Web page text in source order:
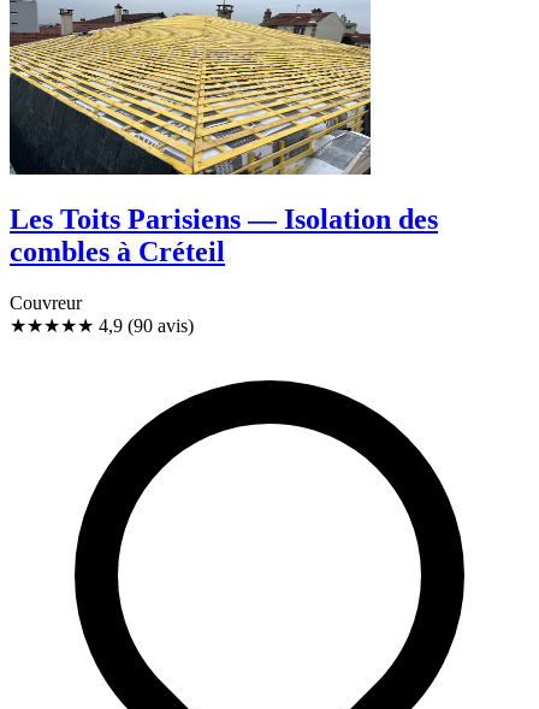
Les Toits Parisiens — Isolation des
combles à Créteil
Couvreur
★★★★★ 4,9 (90 avis)